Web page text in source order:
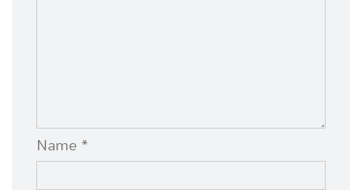
Name *